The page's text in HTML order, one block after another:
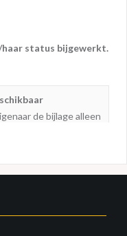
status bijgewerkt.
de bijlage alleen